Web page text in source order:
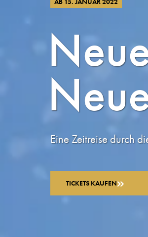
Eine Zeitreise durch
TICKETS KAUFEN